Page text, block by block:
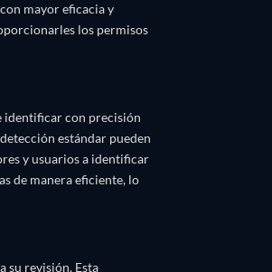
mayor eficacia y
los permisos
identificar con precisión
estándar pueden
y usuarios a identificar
de manera eficiente, lo
su revisión. Esta